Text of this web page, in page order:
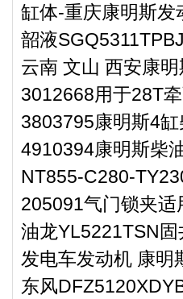
缸体-重庆康明斯
韶液
云南 文山 西安康
3012668用于28T
3803795康明斯4
4910394康明斯柴
NT855-C280-
205091气门锁夹适
油龙YL5221TSN
发电车发动机 康明
东风